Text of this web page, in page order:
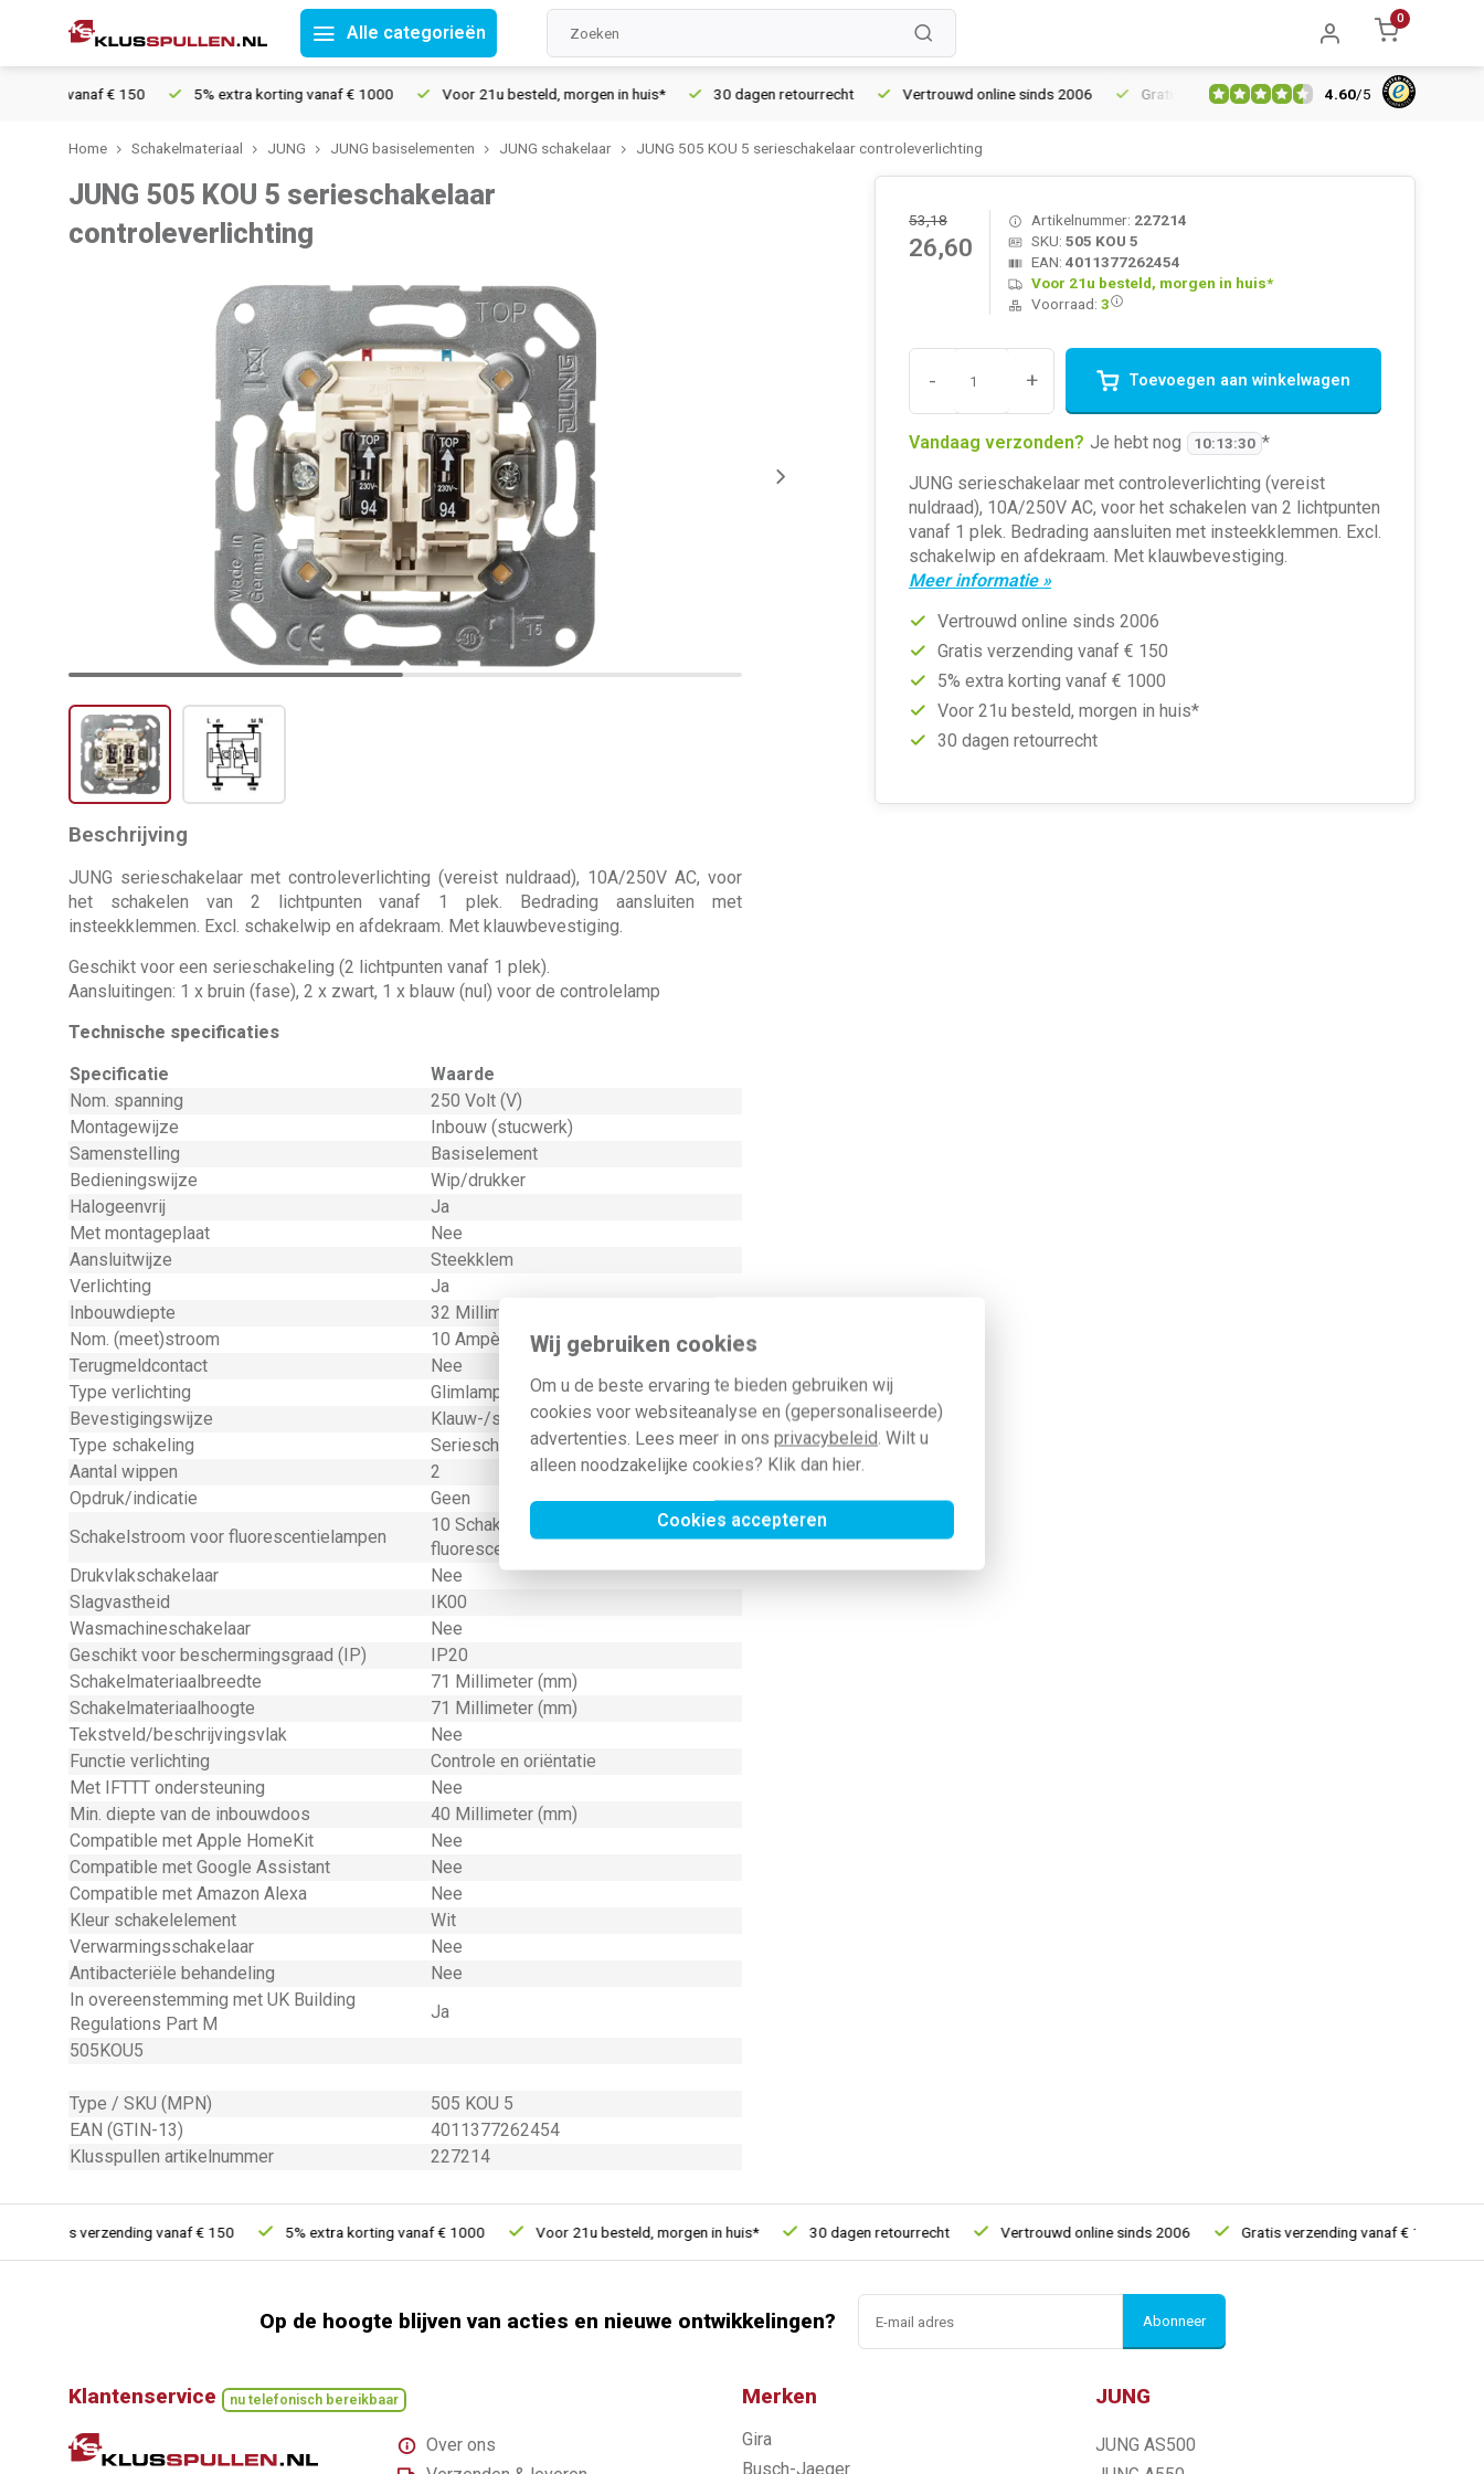
Wij gebruiken cookies
Om u de beste ervaring te bieden gebruiken wij
cookies voor websiteanalyse en (gepersonaliseerde)
advertenties. Lees meer in ons privacybeleid. Wilt u
alleen noodzakelijke cookies? Klik dan hier.
Cookies accepteren
Alle categorieën
0
vanaf € 150 5% extra korting vanaf € 1000 Voor 21u besteld, morgen in huis* 30 dagen retourrecht Vertrouwd online sinds 2006 Gratis verzending vanaf € 150 5% extra korting
4.60/5
Home Schakelmateriaal JUNG JUNG basiselementen JUNG schakelaar JUNG 505 KOU 5 serieschakelaar controleverlichting
JUNG 505 KOU 5 serieschakelaar
controleverlichting
53,18
26,60
Artikelnummer: 227214
SKU: 505 KOU 5
EAN: 4011377262454
Voor 21u besteld, morgen in huis*
Voorraad: 3
- + Toevoegen aan winkelwagen
Vandaag verzonden? Je hebt nog 10:13:29 *
JUNG serieschakelaar met controleverlichting (vereist
nuldraad), 10A/250V AC, voor het schakelen van 2 lichtpunten
vanaf 1 plek. Bedrading aansluiten met insteekklemmen. Excl.
schakelwip en afdekraam. Met klauwbevestiging.
Meer informatie »
Vertrouwd online sinds 2006
Gratis verzending vanaf € 150
5% extra korting vanaf € 1000
Voor 21u besteld, morgen in huis*
30 dagen retourrecht
Beschrijving
JUNG serieschakelaar met controleverlichting (vereist nuldraad), 10A/250V AC, voor
het schakelen van 2 lichtpunten vanaf 1 plek. Bedrading aansluiten met
insteekklemmen. Excl. schakelwip en afdekraam. Met klauwbevestiging.
Geschikt voor een serieschakeling (2 lichtpunten vanaf 1 plek).
Aansluitingen: 1 x bruin (fase), 2 x zwart, 1 x blauw (nul) voor de controlelamp
Technische specificaties
Specificatie
Waarde
Nom. spanning
250 Volt (V)
Montagewijze
Inbouw (stucwerk)
Samenstelling
Basiselement
Bedieningswijze
Wip/drukker
Halogeenvrij
Ja
Met montageplaat
Nee
Aansluitwijze
Steekklem
Verlichting
Ja
Inbouwdiepte
32 Millimeter (mm)
Nom. (meet)stroom
10 Ampère (A)
Terugmeldcontact
Nee
Type verlichting
Glimlamp
Bevestigingswijze
Klauw-/schroefbevestiging
Type schakeling
Serieschakelaar
Aantal wippen
2
Opdruk/indicatie
Geen
Schakelstroom voor fluorescentielampen
10 Schakelstroom voor
fluorescentielampen (AX)
Drukvlakschakelaar
Nee
Slagvastheid
IK00
Wasmachineschakelaar
Nee
Geschikt voor beschermingsgraad (IP)
IP20
Schakelmateriaalbreedte
71 Millimeter (mm)
Schakelmateriaalhoogte
71 Millimeter (mm)
Tekstveld/beschrijvingsvlak
Nee
Functie verlichting
Controle en oriëntatie
Met IFTTT ondersteuning
Nee
Min. diepte van de inbouwdoos
40 Millimeter (mm)
Compatible met Apple HomeKit
Nee
Compatible met Google Assistant
Nee
Compatible met Amazon Alexa
Nee
Kleur schakelelement
Wit
Verwarmingsschakelaar
Nee
Antibacteriële behandeling
Nee
In overeenstemming met UK Building
Regulations Part M
Ja
505KOU5
Type / SKU (MPN)
505 KOU 5
EAN (GTIN-13)
4011377262454
Klusspullen artikelnummer
227214
Gratis verzending vanaf € 150 5% extra korting vanaf € 1000 Voor 21u besteld, morgen in huis* 30 dagen retourrecht Vertrouwd online sinds 2006 Gratis verzending vanaf € 150
Op de hoogte blijven van acties en nieuwe ontwikkelingen? Abonneer
Klantenservice nu telefonisch bereikbaar
Over ons
Merken
Gira
Busch-Jaeger
JUNG
JUNG AS500